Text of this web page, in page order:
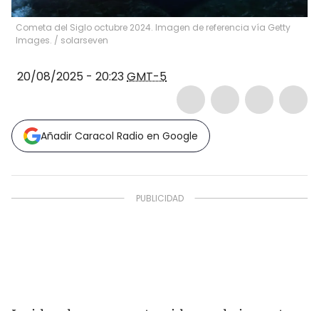
Cometa del Siglo octubre 2024. Imagen de referencia vía Getty
Images. / solarseven
20/08/2025 - 20:23GMT-5
Añadir Caracol Radio en Google